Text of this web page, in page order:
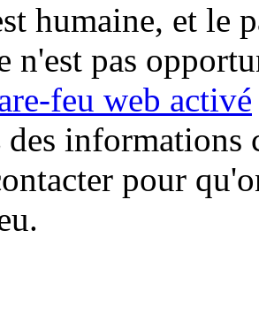
humaine, et le
n'est pas
feu web activé
informations
pour